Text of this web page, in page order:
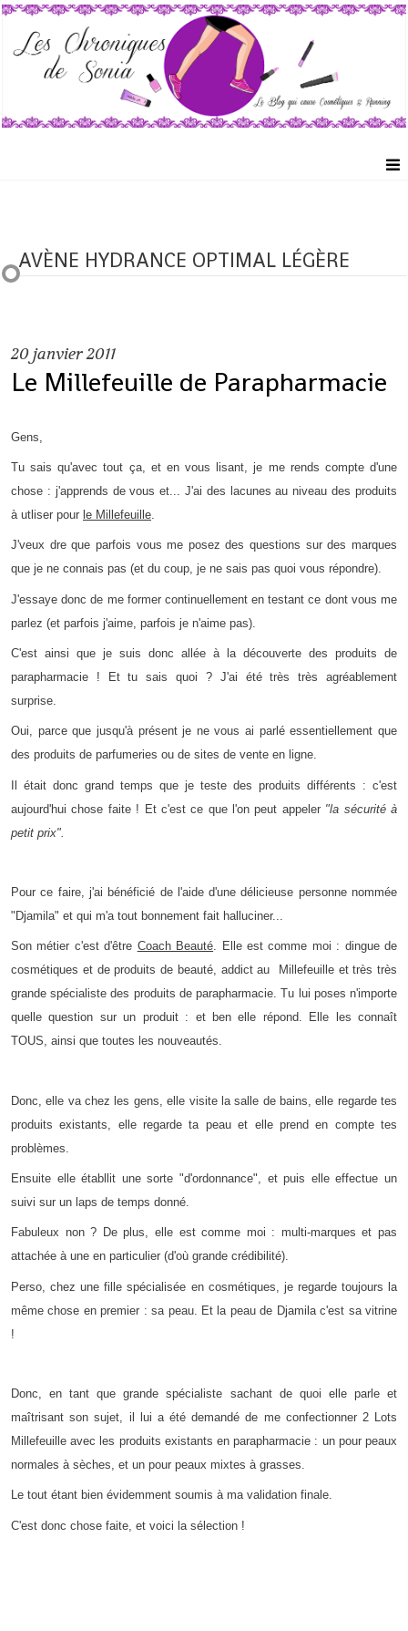
AVÈNE HYDRANCE OPTIMAL LÉGÈRE
20 janvier 2011
Le Millefeuille de Parapharmacie
Gens,
Tu sais qu'avec tout ça, et en vous lisant, je me rends compte d'une
chose : j'apprends de vous et... J'ai des lacunes au niveau des produits
à utliser pour le Millefeuille.
J'veux dre que parfois vous me posez des questions sur des marques
que je ne connais pas (et du coup, je ne sais pas quoi vous répondre).
J'essaye donc de me former continuellement en testant ce dont vous me
parlez (et parfois j'aime, parfois je n'aime pas).
C'est ainsi que je suis donc allée à la découverte des produits de
parapharmacie ! Et tu sais quoi ? J'ai été très très agréablement
surprise.
Oui, parce que jusqu'à présent je ne vous ai parlé essentiellement que
des produits de parfumeries ou de sites de vente en ligne.
Il était donc grand temps que je teste des produits différents : c'est
aujourd'hui chose faite ! Et c'est ce que l'on peut appeler"la sécurité à
petit prix".
Pour ce faire, j'ai bénéficié de l'aide d'une délicieuse personne nommée
"Djamila" et qui m'a tout bonnement fait halluciner...
Son métier c'est d'être Coach Beauté. Elle est comme moi : dingue de
cosmétiques et de produits de beauté, addict au Millefeuille et très très
grande spécialiste des produits de parapharmacie. Tu lui poses n'importe
quelle question sur un produit : et ben elle répond. Elle les connaît
TOUS, ainsi que toutes les nouveautés.
Donc, elle va chez les gens, elle visite la salle de bains, elle regarde tes
produits existants, elle regarde ta peau et elle prend en compte tes
problèmes.
Ensuite elle établlit une sorte "d'ordonnance", et puis elle effectue un
suivi sur un laps de temps donné.
Fabuleux non ? De plus, elle est comme moi : multi-marques et pas
attachée à une en particulier (d'où grande crédibilité).
Perso, chez une fille spécialisée en cosmétiques, je regarde toujours la
même chose en premier : sa peau. Et la peau de Djamila c'est sa vitrine
!
Donc, en tant que grande spécialiste sachant de quoi elle parle et
maîtrisant son sujet, il lui a été demandé de me confectionner 2 Lots
Millefeuille avec les produits existants en parapharmacie : un pour peaux
normales à sèches, et un pour peaux mixtes à grasses.
Le tout étant bien évidemment soumis à ma validation finale.
C'est donc chose faite, et voici la sélection !